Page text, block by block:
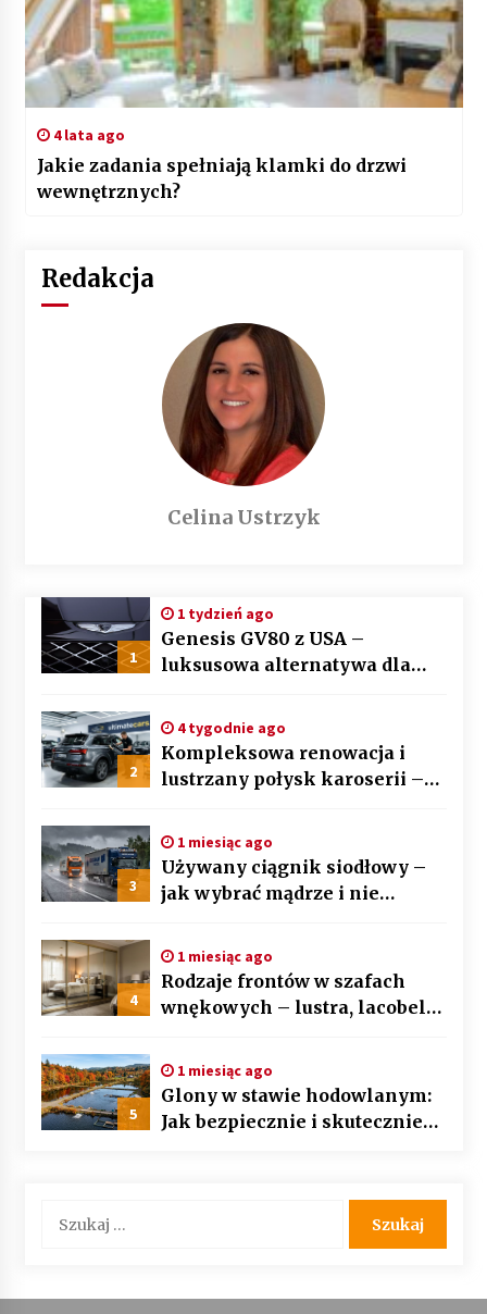
4 lata ago
Jakie zadania spełniają klamki do drzwi
wewnętrznych?
Redakcja
Celina Ustrzyk
1
1 tydzień ago
Genesis GV80 z USA –
luksusowa alternatywa dla
2
4 tygodnie ago
Kompleksowa renowacja i
lustrzany połysk karoserii –
3
1 miesiąc ago
Używany ciągnik siodłowy –
jak wybrać mądrze i nie
po kroku
4
1 miesiąc ago
Rodzaje frontów w szafach
wnękowych – lustra, lacobel
5
1 miesiąc ago
Glony w stawie hodowlanym:
Jak bezpiecznie i skutecznie